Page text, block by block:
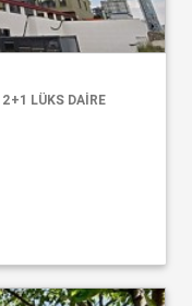
LÜKS DAİRE